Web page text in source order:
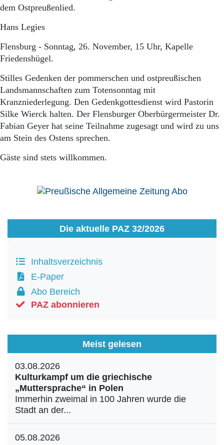
dem Ostpreußenlied.
Hans Legies
Flensburg - Sonntag, 26. November, 15 Uhr, Kapelle
Friedenshügel.
Stilles Gedenken der pommerschen und ostpreußischen
Landsmannschaften zum Totensonntag mit
Kranzniederlegung. Den Gedenkgottesdienst wird Pastorin
Silke Wierck halten. Der Flensburger Oberbürgermeister Dr.
Fabian Geyer hat seine Teilnahme zugesagt und wird zu uns
am Stein des Ostens sprechen.
Gäste sind stets willkommen.
Die aktuelle PAZ 32/2026
Inhaltsverzeichnis
E-Paper
Abo Bereich
PAZ abonnieren
Meist gelesen
03.08.2026
Kulturkampf um die griechische
„Muttersprache“ in Polen
Immerhin zweimal in 100 Jahren wurde die
Stadt an der...
05.08.2026